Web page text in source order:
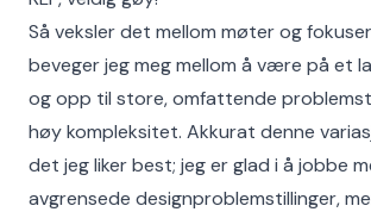
Så veksler det mellom møter og
beveger jeg meg mellom å være på et
og opp til store, omfattende
høy kompleksitet. Akkurat denne
det jeg liker best; jeg er glad i å jobbe
avgrensede designproblemstillinger,